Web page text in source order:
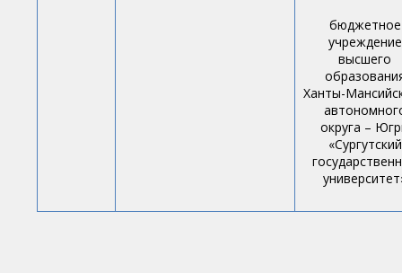
бюджетное
учреждение
высшего
Ханты-
округа –
«Сургутский